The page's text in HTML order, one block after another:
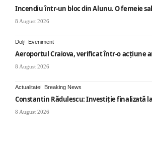
Incendiu într-un bloc din Alunu. O femeie
8 August 2026
Dolj Eveniment
Aeroportul Craiova, verificat într-o acțiune
8 August 2026
Actualitate Breaking News
Constantin Rădulescu: Investiție finalizată la
8 August 2026